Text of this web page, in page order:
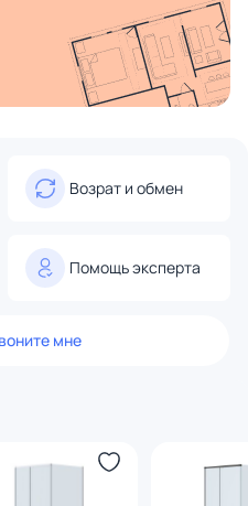
Возрат и обмен
Помощь эксперта
мне